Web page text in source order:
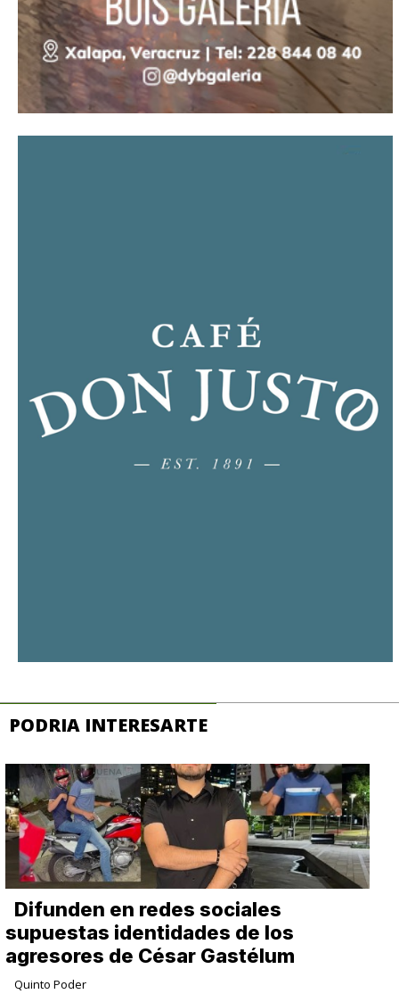
PODRIA INTERESARTE
Difunden en redes sociales
supuestas identidades de los
agresores de César Gastélum
Quinto Poder